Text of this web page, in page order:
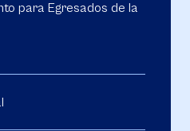
para Egresados de la